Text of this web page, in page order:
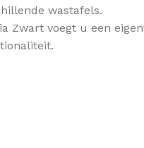
wastafels.
Zwart voegt u een